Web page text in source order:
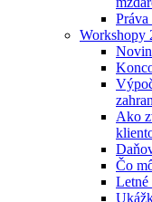
Workshopy
Ako
Čo
Letné